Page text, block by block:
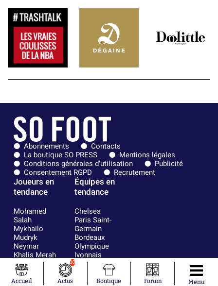
Abonnements
Contacts
La boutique SO PRESS
Mentions légales
Conditions générales d'utilisation
Publicité
Consentement RGPD
Recrutement
Joueurs en
tendance
Mohamed
Salah
Mykhailo
Mudryk
Neymar
Khalis Merah
Loïs Openda
Moussa
Niakhaté
Équipes en
tendance
Chelsea
Paris Saint-
Germain
Bordeaux
Olympique
lyonnais
FIFA
Real Madrid
RC Strasbourg
Accueil
10
Actus Boutique Forum Menu